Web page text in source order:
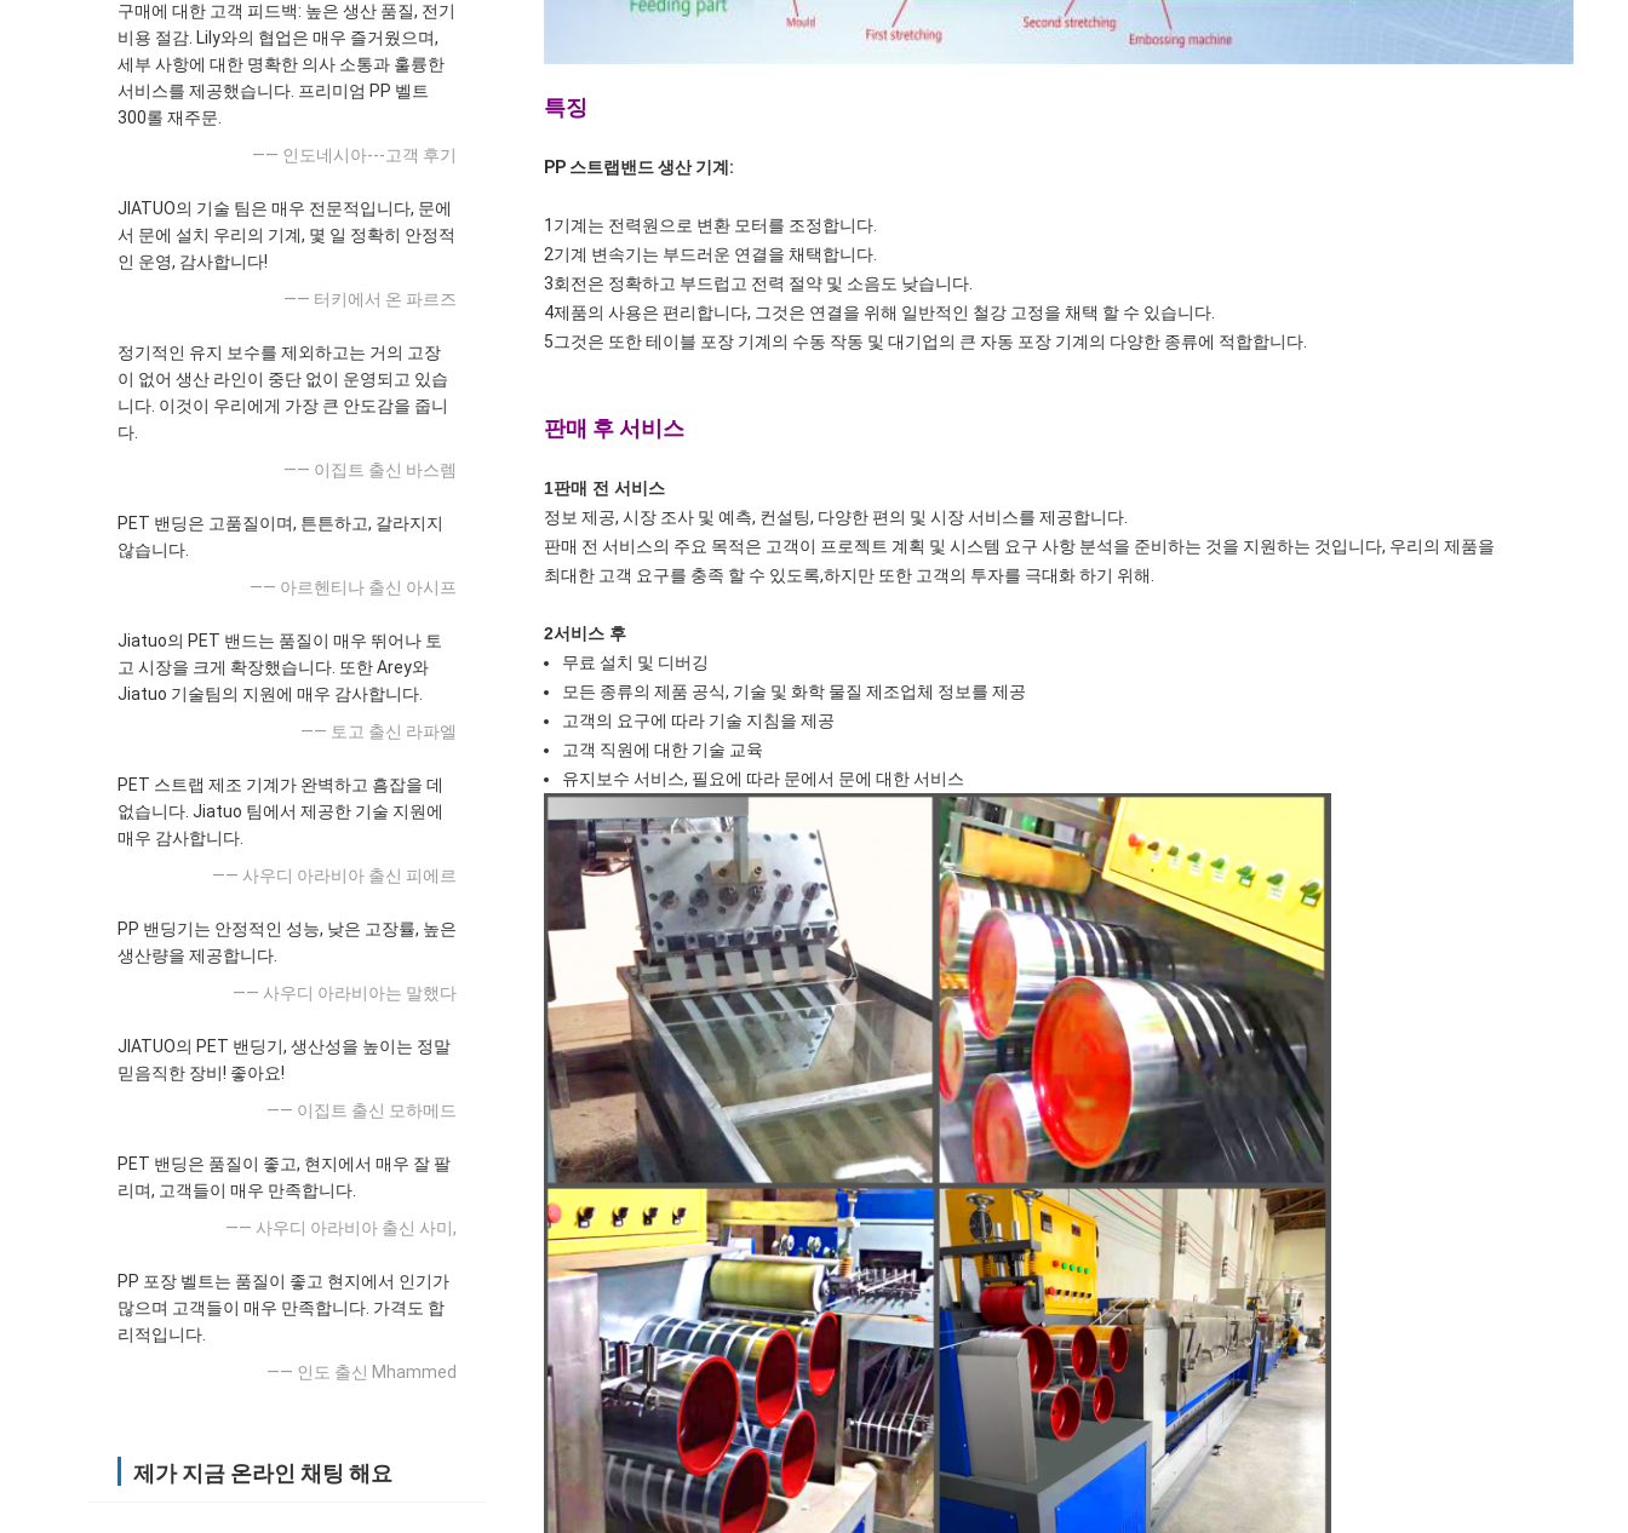
구매에 대한 고객 피드백: 높은 생산 품질, 전기
비용 절감. Lily와의 협업은 매우 즐거웠으며,
세부 사항에 대한 명확한 의사 소통과 훌륭한
서비스를 제공했습니다. 프리미엄 PP 벨트
300롤 재주문.
—— 인도네시아---고객 후기
JIATUO의 기술 팀은 매우 전문적입니다, 문에
서 문에 설치 우리의 기계, 몇 일 정확히 안정적
인 운영, 감사합니다!
—— 터키에서 온 파르즈
정기적인 유지 보수를 제외하고는 거의 고장
이 없어 생산 라인이 중단 없이 운영되고 있습
니다. 이것이 우리에게 가장 큰 안도감을 줍니
다.
—— 이집트 출신 바스렘
PET 밴딩은 고품질이며, 튼튼하고, 갈라지지
않습니다.
—— 아르헨티나 출신 아시프
Jiatuo의 PET 밴드는 품질이 매우 뛰어나 토
고 시장을 크게 확장했습니다. 또한 Arey와
Jiatuo 기술팀의 지원에 매우 감사합니다.
—— 토고 출신 라파엘
PET 스트랩 제조 기계가 완벽하고 흠잡을 데
없습니다. Jiatuo 팀에서 제공한 기술 지원에
매우 감사합니다.
—— 사우디 아라비아 출신 피에르
PP 밴딩기는 안정적인 성능, 낮은 고장률, 높은
생산량을 제공합니다.
—— 사우디 아라비아는 말했다
JIATUO의 PET 밴딩기, 생산성을 높이는 정말
믿음직한 장비! 좋아요!
—— 이집트 출신 모하메드
PET 밴딩은 품질이 좋고, 현지에서 매우 잘 팔
리며, 고객들이 매우 만족합니다.
—— 사우디 아라비아 출신 사미,
PP 포장 벨트는 품질이 좋고 현지에서 인기가
많으며 고객들이 매우 만족합니다. 가격도 합
리적입니다.
—— 인도 출신 Mhammed
제가 지금 온라인 채팅 해요
특징
PP 스트랩밴드 생산 기계:
1기계는 전력원으로 변환 모터를 조정합니다.
2기계 변속기는 부드러운 연결을 채택합니다.
3회전은 정확하고 부드럽고 전력 절약 및 소음도 낮습니다.
4제품의 사용은 편리합니다, 그것은 연결을 위해 일반적인 철강 고정을 채택 할 수 있습니다.
5그것은 또한 테이블 포장 기계의 수동 작동 및 대기업의 큰 자동 포장 기계의 다양한 종류에 적합합니다.
판매 후 서비스
1판매 전 서비스
정보 제공, 시장 조사 및 예측, 컨설팅, 다양한 편의 및 시장 서비스를 제공합니다.
판매 전 서비스의 주요 목적은 고객이 프로젝트 계획 및 시스템 요구 사항 분석을 준비하는 것을 지원하는 것입니다, 우리의 제품을
최대한 고객 요구를 충족 할 수 있도록,하지만 또한 고객의 투자를 극대화 하기 위해.
2서비스 후
무료 설치 및 디버깅
모든 종류의 제품 공식, 기술 및 화학 물질 제조업체 정보를 제공
고객의 요구에 따라 기술 지침을 제공
고객 직원에 대한 기술 교육
유지보수 서비스, 필요에 따라 문에서 문에 대한 서비스